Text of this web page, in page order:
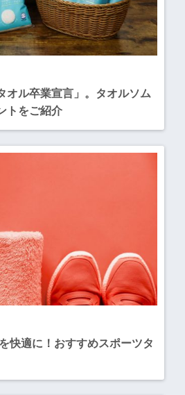
オル卒業宣言」。タオルソム
トをご紹介
快適に！おすすめスポーツタ